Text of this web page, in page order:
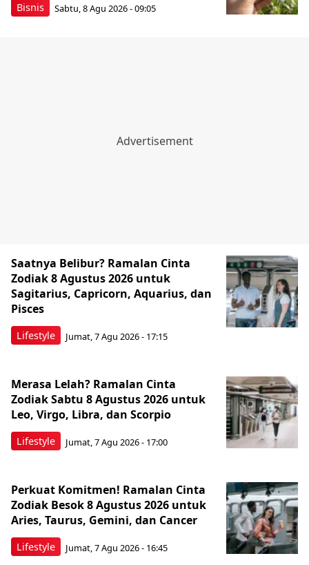
Bisnis Sabtu, 8 Agu 2026 - 09:05
Lifestyle
Saatnya Belibur? Ramalan Cinta
Zodiak 8 Agustus 2026 untuk
Sagitarius, Capricorn, Aquarius, dan
Pisces
Jumat, 7 Agu 2026 - 17:15
Lifestyle
Merasa Lelah? Ramalan Cinta
Zodiak Sabtu 8 Agustus 2026 untuk
Leo, Virgo, Libra, dan Scorpio
Jumat, 7 Agu 2026 - 17:00
Lifestyle
Perkuat Komitmen! Ramalan Cinta
Zodiak Besok 8 Agustus 2026 untuk
Aries, Taurus, Gemini, dan Cancer
Jumat, 7 Agu 2026 - 16:45